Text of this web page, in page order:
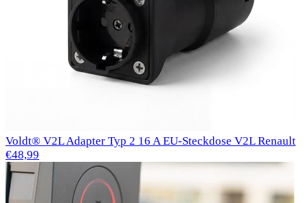
Voldt® V2L Adapter Typ 2 16 A EU-Steckdose V2L Renault
€48,99